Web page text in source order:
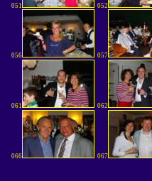
051 052
056 057
061 062
066 067